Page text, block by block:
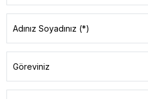
Adınız Soyadınız (*)
Göreviniz